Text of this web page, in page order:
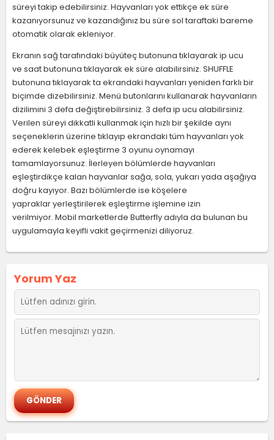
süreyi takip edebilirsiniz. Hayvanları yok ettikçe ek süre
kazanıyorsunuz ve kazandığınız bu süre sol taraftaki bareme
otomatik olarak ekleniyor.
Ekranın sağ tarafındaki büyüteç butonuna tıklayarak ip ucu
ve saat butonuna tıklayarak ek süre alabilirsiniz. SHUFFLE
butonuna tıklayarak ta ekrandaki hayvanları yeniden farklı bir
biçimde dizebilirsiniz. Menü butonlarını kullanarak hayvanların
dizilimini 3 defa değiştirebilirsiniz. 3 defa ip ucu alabilirsiniz.
Verilen süreyi dikkatli kullanmak için hızlı bir şekilde aynı
seçeneklerin üzerine tıklayıp ekrandaki tüm hayvanları yok
ederek kelebek eşleştirme 3 oyunu oynamayı
tamamlayorsunuz. İlerleyen bölümlerde hayvanları
eşleştirdikçe kalan hayvanlar sağa, sola, yukarı yada aşağıya
doğru kayıyor. Bazı bölümlerde ise köşelere
yapraklar yerleştirilerek eşleştirme işlemine izin
verilmiyor. Mobil marketlerde Butterfly adıyla da bulunan bu
uygulamayla keyifli vakit geçirmenizi diliyoruz.
Yorum Yaz